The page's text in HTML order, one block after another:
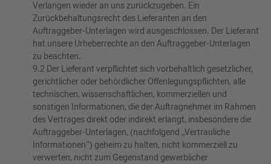
Verlangen wieder an uns zurückzugeben. Ein
Zurückbehaltungsrecht des Lieferanten an den
Auftraggeber-Unterlagen wird ausgeschlossen. Der Lieferant
hat unsere Urheberrechte an den Auftraggeber-Unterlagen
zu beachten.
9.2 Der Lieferant verpflichtet sich vorbehaltlich gesetzlicher,
gerichtlicher oder behördlicher Offenlegungspflichten, alle
technischen, wissenschaftlichen, kommerziellen und
sonstigen Informationen, die der Auftragnehmer im Rahmen
des Vertrages direkt oder indirekt erlangt, insbesondere die
Auftraggeber-Unterlagen, (nachfolgend „Vertrauliche
Informationen“) geheim zu halten, nicht kommerziell zu
verwerten, nicht zum Gegenstand gewerblicher